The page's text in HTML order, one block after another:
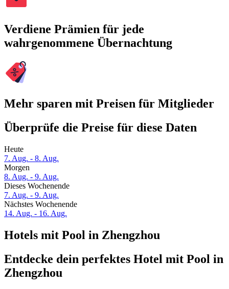
Verdiene Prämien für jede
wahrgenommene Übernachtung
Mehr sparen mit Preisen für Mitglieder
Überprüfe die Preise für diese Daten
Heute
7. Aug. - 8. Aug.
Morgen
8. Aug. - 9. Aug.
Dieses Wochenende
7. Aug. - 9. Aug.
Nächstes Wochenende
14. Aug. - 16. Aug.
Hotels mit Pool in Zhengzhou
Entdecke dein perfektes Hotel mit Pool in
Zhengzhou